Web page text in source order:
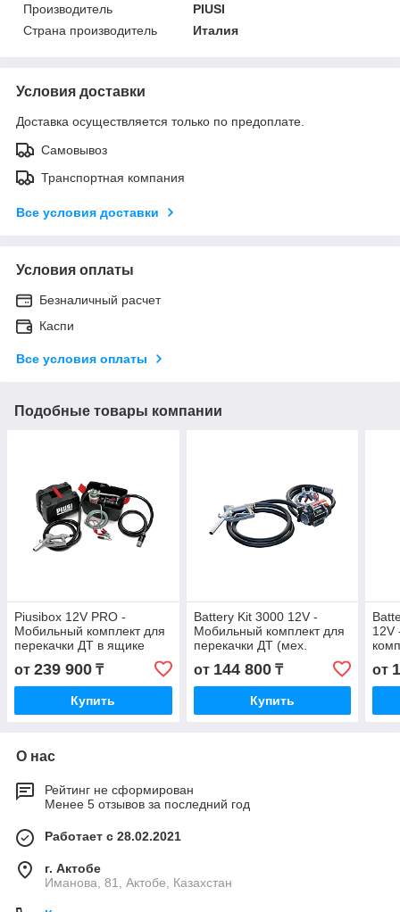
Производитель
PIUSI
Страна производитель
Италия
Условия доставки
Доставка осуществляется только по предоплате.
Самовывоз
Транспортная компания
Все условия доставки
Условия оплаты
Безналичный расчет
Каспи
Все условия оплаты
Подобные товары компании
Piusibox 12V PRO -
Мобильный комплект для
перекачки ДТ в ящике
(мех. пист., фильтр), 43 л/
мин
от 239 900 ₸
Купить
Battery Kit 3000 12V -
Мобильный комплект для
перекачки ДТ (мех.
пистолет), 50 л/мин, PIUSI
от 144 800₸
Купить
12V
от
О нас
Рейтинг не сформирован
Менее 5 отзывов за последний год
Работает с 28.02.2021
г. Актобе
Иманова, 81, Актобе, Казахстан